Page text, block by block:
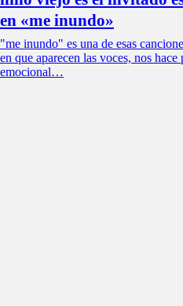
en «me inundo»
"me inundo" es una de esas
en que aparecen las voces, nos
emocional…